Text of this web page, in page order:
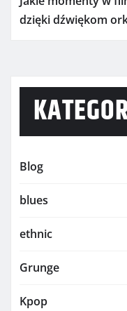
dzięki dźwiękom
Blog
blues
ethnic
Grunge
Kpop